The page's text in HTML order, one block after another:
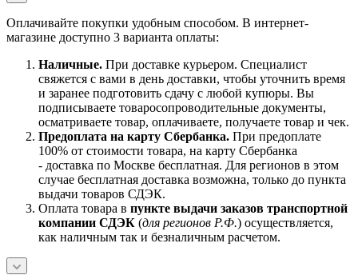
Оплачивайте покупки удобным способом. В интернет-
магазине доступно 3 варианта оплаты:
Наличные. При доставке курьером. Специалист
свяжется с вами в день доставки, чтобы уточнить время
и заранее подготовить сдачу с любой купюры. Вы
подписываете товаросопроводительные документы,
осматриваете товар, оплачиваете, получаете товар и чек.
Предоплата на карту Сбербанка. При предоплате
100% от стоимости товара, на карту Сбербанка
- доставка по Москве бесплатная. Для регионов в этом
случае бесплатная доставка возможна, только до пункта
выдачи товаров СДЭК.
Оплата товара в пункте выдачи заказов транспортной
компании СДЭК (для регионов Р.Ф.) осуществляется,
как наличным так и безналичным расчетом.